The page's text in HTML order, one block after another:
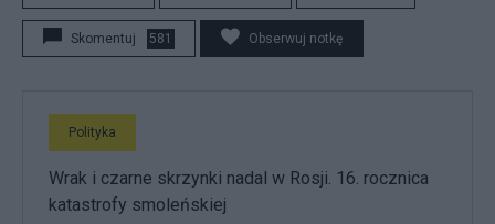
Skomentuj 581 Obserwuj notkę
Polityka
Wrak i czarne skrzynki nadal w Rosji. 16. rocznica
katastrofy smoleńskiej